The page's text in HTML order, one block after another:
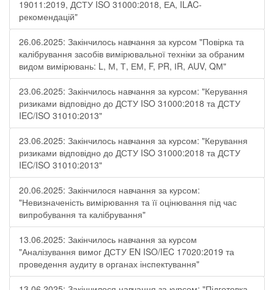
19011:2019, ДСТУ ISO 31000:2018, ЕА, ILAC-
рекомендацій"
26.06.2025: Закінчилось навчання за курсом "Повірка та
калібрування засобів вимірювальної техніки за обраним
видом вимірювань: L, М, Т, ЕМ, F, РR, ІR, АUV, QМ"
23.06.2025: Закінчилось навчання за курсом: "Керування
ризиками відповідно до ДСТУ ISO 31000:2018 та ДСТУ
IEC/ISO 31010:2013"
23.06.2025: Закінчилось навчання за курсом: "Керування
ризиками відповідно до ДСТУ ISO 31000:2018 та ДСТУ
IEC/ISO 31010:2013"
20.06.2025: Закінчилося навчання за курсом:
"Невизначеність вимірювання та її оцінювання під час
випробування та калібрування"
13.06.2025: Закінчилось навчання за курсом
"Аналізування вимог ДСТУ EN ISO/IEC 17020:2019 та
проведення аудиту в органах інспектування"